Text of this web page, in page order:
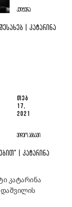
ᲙᲣᲚᲢᲣᲠᲐ
| ᲙᲐᲢᲐᲠᲘᲜᲐ
ᲗᲔᲑ
17,
2021
ᲕᲘᲓᲔᲝ ᲐᲛᲑᲐᲕᲘ
| ᲙᲐᲢᲐᲠᲘᲜᲐ
კატარინა